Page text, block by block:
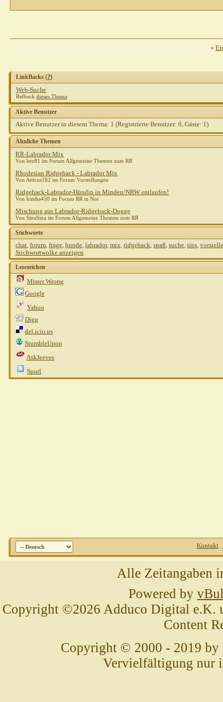
«
LinkBacks (?)
Web-Suche
Refback dieses Thema
Aktive Benutzer
Aktive Benutzer in diesem Thema: 1 (Registrierte Benutzer: 0, Gäste: 1)
Ähnliche Themen
RR-Labrador Mix
Von letz81 im Forum Allgemeine Themen zum RR
Rhodesian Ridgeback - Labrador Mix
Von Atticus182 im Forum Vorstellungen
Ridgeback-Labrador-Hündin in Minden/NRW entlaufen!
Von kimba450 im Forum RR in Not
Mischung aus Labrador-Ridgeback-Dogge
Von SinaSina im Forum Allgemeine Themen zum RR
Stichworte
chat forum frage hunde labrador, mix ridgeback spaß suche tips
Stichwortwolke anzeigen
Lesezeichen
Mister Wrong
Google
Yahoo
Digg
del.icio.us
StumbleUpon
AskJeeves
Spurl
Kontakt
Alle Zeitangaben
Powered by
Copyright ©2026 Adduco Digital e.K.
Content
Copyright © 2000 - 2019 by
Vervielfältigung nur